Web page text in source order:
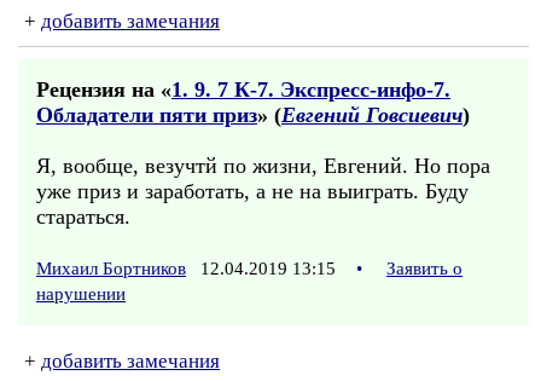
+ добавить замечания
Рецензия на «1. 9. 7 К-7. Экспресс-инфо-7.
Обладатели пяти приз» (Евгений Говсиевич)
Я, вообще, везучтй по жизни, Евгений. Но пора
уже приз и заработать, а не на выиграть. Буду
стараться.
Михаил Бортников 12.04.2019 13:15 •
Заявить о
нарушении
+ добавить замечания